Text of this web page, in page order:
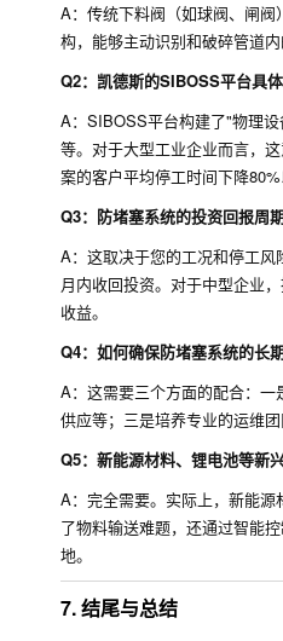
A：传统下料阀（如球阀、闸
构，能够主动识别和破碎管道
Q2：凯德斯的SIBOSS平台具
A：SIBOSS平台构建了"物理
等。对于大型工业企业而言，
案的客户平均停工时间下降
Q3：防堵塞系统的投资回报周
A：这取决于您的工况和停工
月内收回投资。对于中型企业
收益。
Q4：如何确保防堵塞系统的长
A：这需要三个方面的配合：
供应等；三是培养专业的运维
Q5：新能源材料、锂电池等新
A：完全需要。实际上，新能
了物料输送难题，还通过智能
地。
7. 结尾与总结